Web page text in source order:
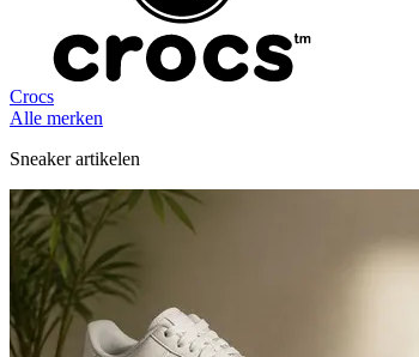
Crocs
Alle merken
Sneaker artikelen